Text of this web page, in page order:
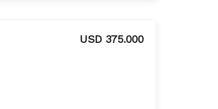
USD 375.000